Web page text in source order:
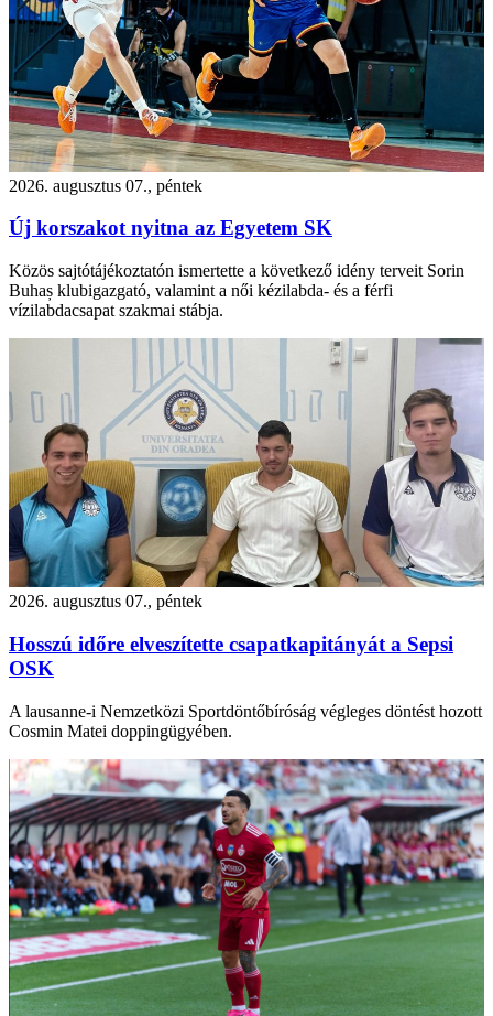
2026. augusztus 07., péntek
Új korszakot nyitna az Egyetem SK
Közös sajtótájékoztatón ismertette a következő idény terveit Sorin
Buhaș klubigazgató, valamint a női kézilabda- és a férfi
vízilabdacsapat szakmai stábja.
2026. augusztus 07., péntek
Hosszú időre elveszítette csapatkapitányát a Sepsi
OSK
A lausanne-i Nemzetközi Sportdöntőbíróság végleges döntést hozott
Cosmin Matei doppingügyében.